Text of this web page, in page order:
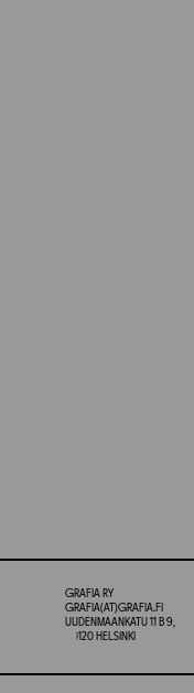
GRAFIA RY
GRAFIA(AT)GRAFIA.FI
UUDENMAANKATU 11 B 9,
00120 HELSINKI